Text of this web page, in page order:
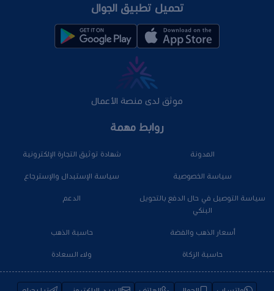
روابط مهمة
المدونة شهادة توثيق التجارة الإلكترونية
سياسة الخصوصية سياسة الإستبدال والإسترجاع
سياسة التوصيل في حال الدفع بالتحويل
البنكي
الدعم
أسعار الذهب والفضة حاسبة الذهب
حاسبة الزكاة ولاء السعادة
تحميل تطبيق الجوال
موثق لدى منصة الأعمال